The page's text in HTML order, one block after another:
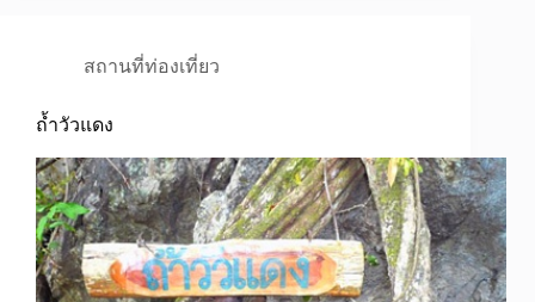
สถานที่ท่องเที่ยว
ถ้ำวัวแดง